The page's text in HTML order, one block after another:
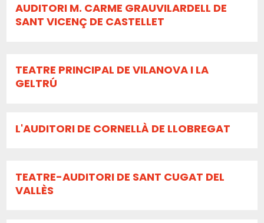
AUDITORI M. CARME GRAUVILARDELL DE
SANT VICENÇ DE CASTELLET
TEATRE PRINCIPAL DE VILANOVA I LA
GELTRÚ
L'AUDITORI DE CORNELLÀ DE LLOBREGAT
TEATRE-AUDITORI DE SANT CUGAT DEL
VALLÈS